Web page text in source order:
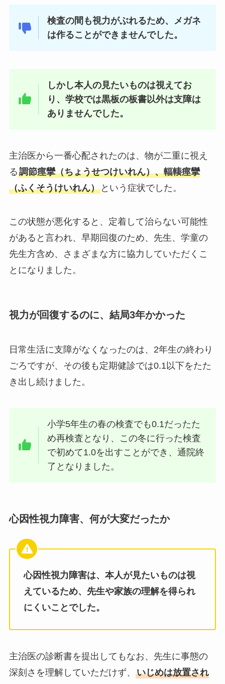
検査の間も視力がぶれるため、メガネ
は作ることができませんでした。
しかし本人の見たいものは視えてお
り、学校では黒板の板書以外は支障は
ありませんでした。
主治医から一番心配されたのは、物が二重に視え
る調節痙攣（ちょうせつけいれん）、輻輳痙攣
（ふくそうけいれん）という症状でした。
この状態が悪化すると、定着して治らない可能性
があると言われ、早期回復のため、先生、学童の
先生方含め、さまざまな方に協力していただくこ
とになりました。
視力が回復するのに、結局3年かかった
日常生活に支障がなくなったのは、2年生の終わり
ごろですが、その後も定期健診では0.1以下をたた
き出し続けました。
小学5年生の春の検査でも0.1だったた
め再検査となり、この冬に行った検査
で初めて1.0を出すことができ、通院終
了となりました。
心因性視力障害、何が大変だったか
心因性視力障害は、 本人が見たいものは視
えているため、先生や家族の理解を得られ
にくいことでした。
主治医の診断書を提出してもなお、先生に事態の
深刻さを理解していただけず、 いじめは放置され